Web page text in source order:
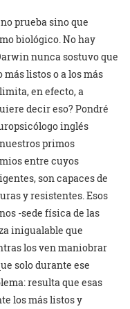
prueba sino que
biológico. No hay
nunca sostuvo que
listos o a los más
en efecto, a
decir eso? Pondré
inglés
primos
entre cuyos
son capaces de
y resistentes. Esos
-sede física de las
inigualable que
los ven maniobrar
solo durante ese
resulta que esas
los más listos y